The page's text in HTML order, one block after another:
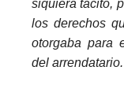
siquiera tácito,
los derechos
otorgaba para
del arrendatario.